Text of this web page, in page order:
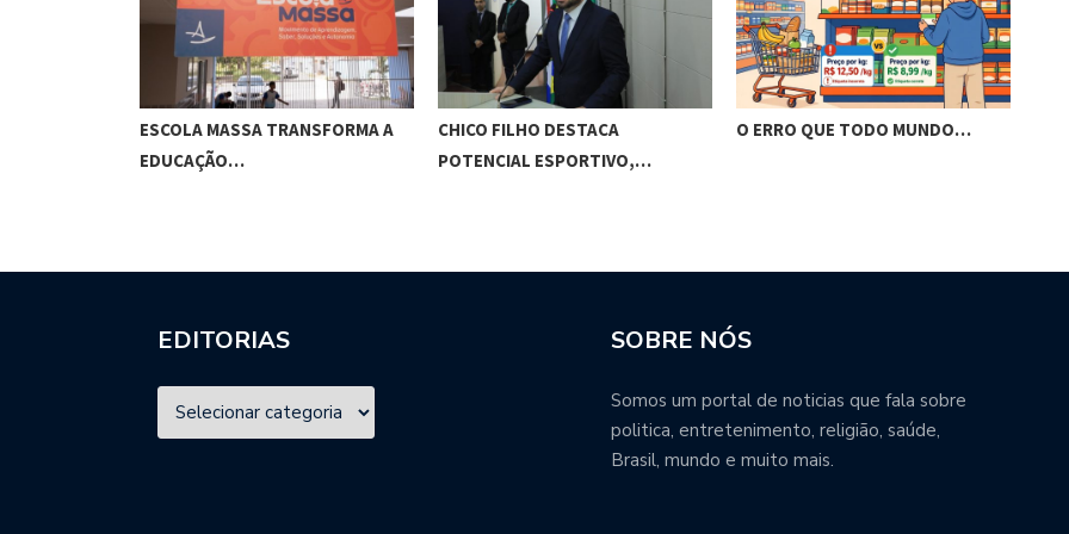
ESCOLA MASSA TRANSFORMA A
EDUCAÇÃO…
CHICO FILHO DESTACA
POTENCIAL ESPORTIVO,…
O ERRO QUE TODO MUNDO…
EDITORIAS SOBRE NÓS
Somos um portal de noticias que fala sobre
politica, entretenimento, religião, saúde,
Brasil, mundo e muito mais.